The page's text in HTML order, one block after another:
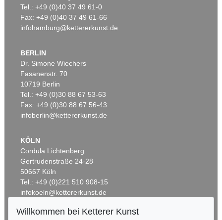
Tel.: +49 (0)40 37 49 61-0
Fax: +49 (0)40 37 49 61-66
infohamburg@kettererkunst.de
BERLIN
Dr. Simone Wiechers
Fasanenstr. 70
10719 Berlin
Tel.: +49 (0)30 88 67 53-63
Fax: +49 (0)30 88 67 56-43
infoberlin@kettererkunst.de
KÖLN
Cordula Lichtenberg
Gertrudenstraße 24-28
50667 Köln
Tel.: +49 (0)221 510 908-15
infokoeln@kettererkunst.de
BADEN-WÜRTTEMBERG
Willkommen bei Ketterer Kunst